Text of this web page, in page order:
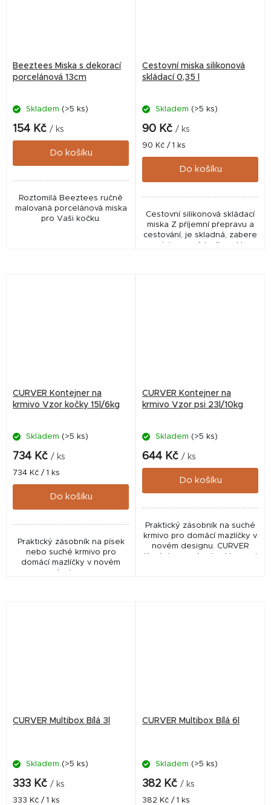
Beeztees Miska s dekorací
porcelánová 13cm
Skladem (>5 ks)
154 Kč / ks
Do košíku
Roztomilá Beeztees ručně
malovaná porcelánová miska
pro Vaši kočku.
Cestovní miska silikonová
skládací 0,35 l
Skladem (>5 ks)
90 Kč / ks
Měrná
cena:
90 Kč / 1 ks
Do košíku
Cestovní silikonová skládací
miska Z příjemní přepravu a
cestování, je skladná, zabere
minimum místa. Ihned k
CURVER Kontejner na
krmivo Vzor kočky 15l/6kg
Skladem (>5 ks)
734 Kč / ks
Měrná
cena:
734 Kč / 1 ks
Do košíku
Praktický zásobník na písek
nebo suché krmivo pro
domácí mazlíčky v novém
CURVER Kontejner na
krmivo Vzor psi 23l/10kg
Skladem (>5 ks)
644 Kč / ks
Do košíku
Praktický zásobník na suché
krmivo pro domácí mazlíčky v
novém designu. CURVER
CURVER Multibox Bílá 3l
Skladem (>5 ks)
333 Kč / ks
Měrná
333 Kč / 1 ks
CURVER Multibox Bílá 6l
Skladem (>5 ks)
382 Kč / ks
Měrná
382 Kč / 1 ks